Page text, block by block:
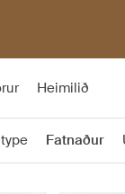
Heimilið
Fatnaður